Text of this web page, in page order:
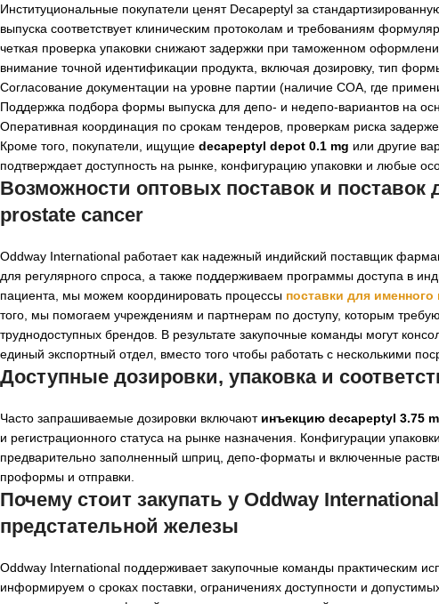
Институциональные покупатели ценят Decapeptyl за
выпуска соответствует клиническим протоколам и требованиям
четкая проверка упаковки снижают задержки при таможенном
внимание точной идентификации продукта, включая дозировку, тип
Согласование документации на уровне партии (наличие COA, где
Поддержка подбора формы выпуска для депо- и недепо-вариантов на
Оперативная координация по срокам тендеров, проверкам риска
Кроме того, покупатели, ищущие decapeptyl depot 0.1 mg или другие
подтверждает доступность на рынке, конфигурацию упаковки и любые
Возможности оптовых поставок и поставок
prostate cancer
Oddway International работает как надежный индийский поставщик
для регулярного спроса, а также поддерживаем программы доступа в
пациента, мы можем координировать процессы поставки для именного
того, мы помогаем учреждениям и партнерам по доступу, которым
труднодоступных брендов. В результате закупочные команды могут
единый экспортный отдел, вместо того чтобы работать с несколькими
Доступные дозировки, упаковка и
Часто запрашиваемые дозировки включают инъекцию decapeptyl 3.75
и регистрационного статуса на рынке назначения. Конфигурации
предварительно заполненный шприц, депо-форматы и включенные
проформы и отправки.
Почему стоит закупать у Oddway
предстательной железы
Oddway International поддерживает закупочные команды практическим
информируем о сроках поставки, ограничениях доступности и